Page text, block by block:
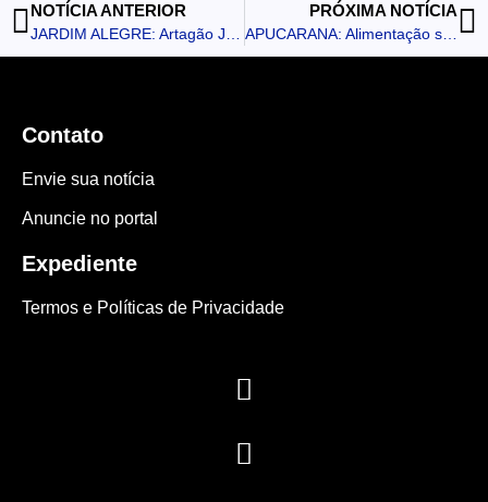
NOTÍCIA ANTERIOR PRÓXIMA NOTÍCIA
APUCARANA: Alimentação saudável entra em foco na campanha do Outubro Rosa na Unidade de Tratamento do Câncer
Contato
Envie sua notícia
Anuncie no portal
Expediente
Termos e Políticas de Privacidade